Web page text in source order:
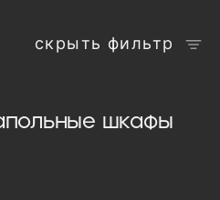
скрыть фильтр
шкафы